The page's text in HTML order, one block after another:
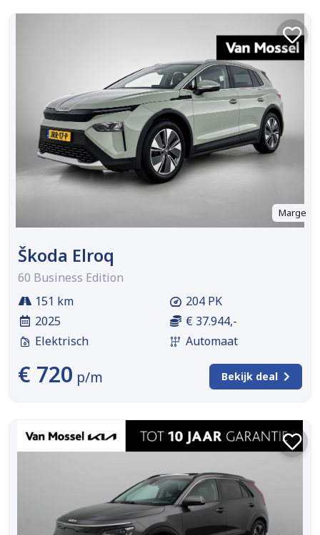
Marge
Škoda Elroq
60 Business Edition
151 km
2025
Elektrisch
204 PK
€ 37.944,-
Automaat
€ 720 p/m Bekijk deal